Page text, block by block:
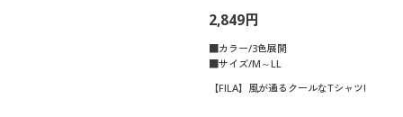
2,849円
■カラー/3色展開
■サイズ/M～LL
【FILA】風が通るクールなTシャツ!